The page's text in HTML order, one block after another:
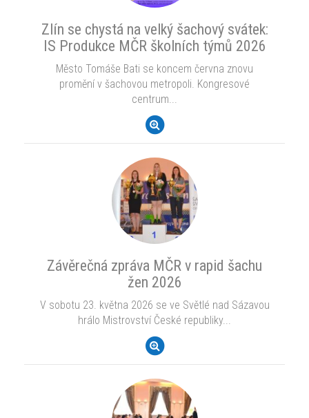
Zlín se chystá na velký šachový svátek:
IS Produkce MČR školních týmů 2026
Město Tomáše Bati se koncem června znovu
promění v šachovou metropoli. Kongresové
centrum...
Závěrečná zpráva MČR v rapid šachu
žen 2026
V sobotu 23. května 2026 se ve Světlé nad Sázavou
hrálo Mistrovství České republiky...